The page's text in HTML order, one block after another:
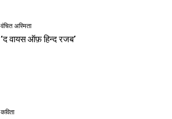
वंचित अस्मिता
‘द वायस ऑफ़ हिन्द रजब’
कविता